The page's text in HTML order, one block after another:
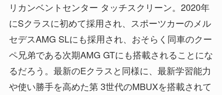
リカンベントセンター タッチスクリーン。2020年
にSクラスに初めて採用され、スポーツカーのメル
セデスAMG SLにも採用され、おそらく同車のクー
ペ兄弟である次期AMG GTにも搭載されることにな
るだろう。最新のEクラスと同様に、最新学習能力
や使い勝手を高めた第 3世代のMBUXを搭載されて